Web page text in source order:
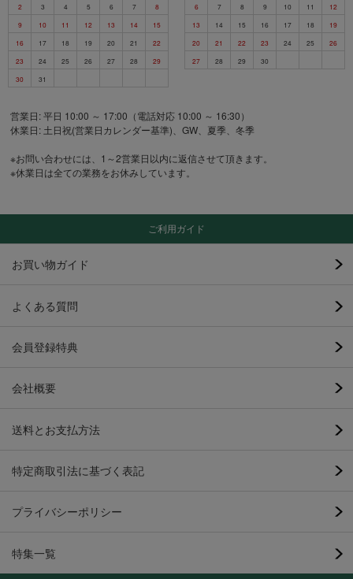
2
3 4 5 6 7
8
9
10 11 12 13 14
15
16
17 18 19 20 21
22
23
24 25 26 27 28
29
30
31
6
7 8 9 10 11
12
13
14 15 16 17 18
19
20
21 22 23 24 25
26
27
28 29 30
営業日: 平日 10:00 ～ 17:00（電話対応 10:00 ～ 16:30）
休業日: 土日祝(営業日カレンダー基準)、GW、夏季、冬季
※お問い合わせには、1～2営業日以内に返信させて頂きます。
※休業日は全ての業務をお休みしています。
ご利用ガイド
お買い物ガイド
よくある質問
会員登録特典
会社概要
送料とお支払方法
特定商取引法に基づく表記
プライバシーポリシー
特集一覧